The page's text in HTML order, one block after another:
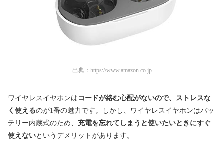
出典： https://www.amazon.co.jp
ワイヤレスイヤホンは コードが絡む心配がないので、ストレスな
く使えるのが1番の魅力です。しかし、ワイヤレスイヤホンはバッ
テリー内蔵式のため、 充電を忘れてしまうと使いたいときにすぐ
使えないというデメリットがあります。